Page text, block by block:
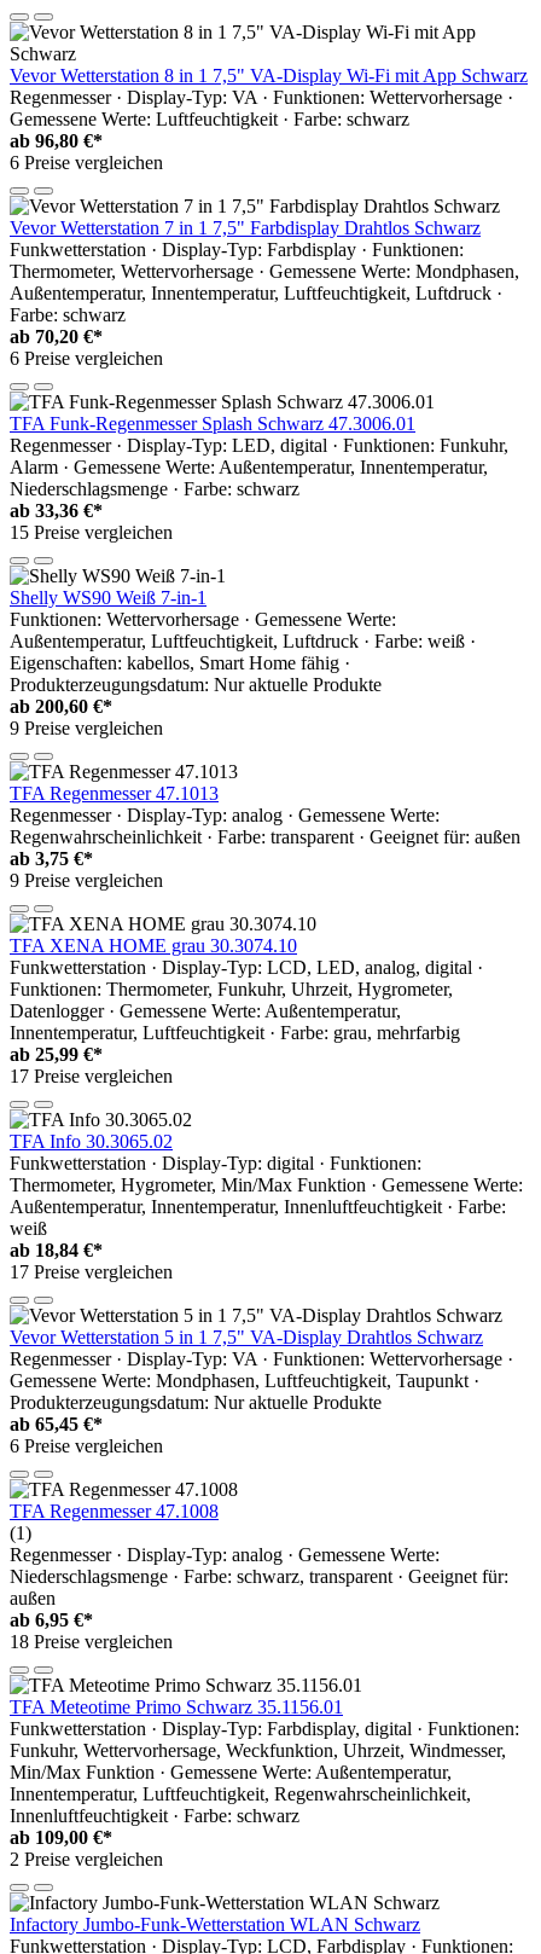
Vevor Wetterstation 8 in 1 7,5" VA-Display Wi-Fi mit App Schwarz
Regenmesser · Display-Typ: VA · Funktionen: Wettervorhersage ·
Gemessene Werte: Luftfeuchtigkeit · Farbe: schwarz
ab 96,80 €*
6 Preise vergleichen
Vevor Wetterstation 7 in 1 7,5" Farbdisplay Drahtlos Schwarz
Funkwetterstation · Display-Typ: Farbdisplay · Funktionen:
Thermometer, Wettervorhersage · Gemessene Werte: Mondphasen,
Außentemperatur, Innentemperatur, Luftfeuchtigkeit, Luftdruck ·
Farbe: schwarz
ab 70,20 €*
6 Preise vergleichen
TFA Funk-Regenmesser Splash Schwarz 47.3006.01
Regenmesser · Display-Typ: LED, digital · Funktionen: Funkuhr,
Alarm · Gemessene Werte: Außentemperatur, Innentemperatur,
Niederschlagsmenge · Farbe: schwarz
ab 33,36 €*
15 Preise vergleichen
Shelly WS90 Weiß 7-in-1
Funktionen: Wettervorhersage · Gemessene Werte:
Außentemperatur, Luftfeuchtigkeit, Luftdruck · Farbe: weiß ·
Eigenschaften: kabellos, Smart Home fähig ·
Produkterzeugungsdatum: Nur aktuelle Produkte
ab 200,60 €*
9 Preise vergleichen
TFA Regenmesser 47.1013
Regenmesser · Display-Typ: analog · Gemessene Werte:
Regenwahrscheinlichkeit · Farbe: transparent · Geeignet für: außen
ab 3,75 €*
9 Preise vergleichen
TFA XENA HOME grau 30.3074.10
Funkwetterstation · Display-Typ: LCD, LED, analog, digital ·
Funktionen: Thermometer, Funkuhr, Uhrzeit, Hygrometer,
Datenlogger · Gemessene Werte: Außentemperatur,
Innentemperatur, Luftfeuchtigkeit · Farbe: grau, mehrfarbig
ab 25,99 €*
17 Preise vergleichen
TFA Info 30.3065.02
Funkwetterstation · Display-Typ: digital · Funktionen:
Thermometer, Hygrometer, Min/Max Funktion · Gemessene Werte:
Außentemperatur, Innentemperatur, Innenluftfeuchtigkeit · Farbe:
weiß
ab 18,84 €*
17 Preise vergleichen
Vevor Wetterstation 5 in 1 7,5" VA-Display Drahtlos Schwarz
Regenmesser · Display-Typ: VA · Funktionen: Wettervorhersage ·
Gemessene Werte: Mondphasen, Luftfeuchtigkeit, Taupunkt ·
Produkterzeugungsdatum: Nur aktuelle Produkte
ab 65,45 €*
6 Preise vergleichen
TFA Regenmesser 47.1008
(1)
Regenmesser · Display-Typ: analog · Gemessene Werte:
Niederschlagsmenge · Farbe: schwarz, transparent · Geeignet für:
außen
ab 6,95 €*
18 Preise vergleichen
TFA Meteotime Primo Schwarz 35.1156.01
Funkwetterstation · Display-Typ: Farbdisplay, digital · Funktionen:
Funkuhr, Wettervorhersage, Weckfunktion, Uhrzeit, Windmesser,
Min/Max Funktion · Gemessene Werte: Außentemperatur,
Innentemperatur, Luftfeuchtigkeit, Regenwahrscheinlichkeit,
Innenluftfeuchtigkeit · Farbe: schwarz
ab 109,00 €*
2 Preise vergleichen
Infactory Jumbo-Funk-Wetterstation WLAN Schwarz
Funkwetterstation · Display-Typ: LCD, Farbdisplay · Funktionen: